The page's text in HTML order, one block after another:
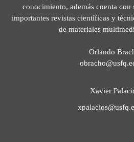
conocimiento, además cuenta con
importantes revistas científicas y
de materiales
Orlando
Xavier